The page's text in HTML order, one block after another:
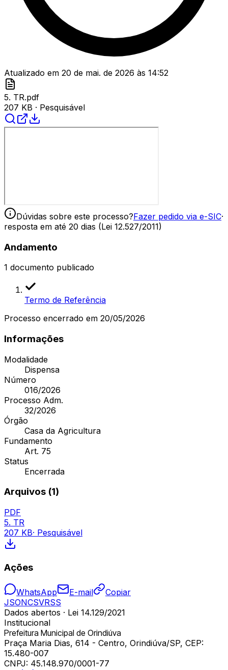
Atualizado em 20 de mai. de 2026 às 14:52
5. TR.pdf
207 KB · Pesquisável
Dúvidas sobre este processo?Fazer pedido via e-SIC·
resposta em até 20 dias (Lei 12.527/2011)
Andamento
1 documento publicado
Termo de Referência
Processo encerrado em 20/05/2026
Informações
Modalidade
Dispensa
Número
016/2026
Processo Adm.
32/2026
Órgão
Casa da Agricultura
Fundamento
Art. 75
Status
Encerrada
Arquivos (1)
PDF
5. TR
207 KB· Pesquisável
Ações
WhatsApp E-mail
Copiar
JSONCSVRSS
Dados abertos · Lei 14.129/2021
Institucional
Prefeitura Municipal de Orindiúva
Praça Maria Dias, 614 - Centro, Orindiúva/SP, CEP:
15.480-007
CNPJ: 45.148.970/0001-77